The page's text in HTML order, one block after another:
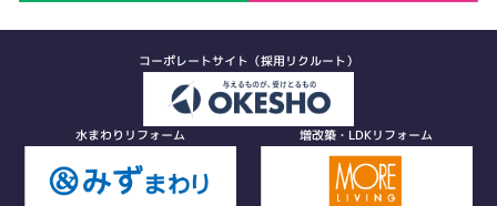
コーポレートサイト（採用リクルート）
水まわりリフォーム 増改築・LDKリフォーム